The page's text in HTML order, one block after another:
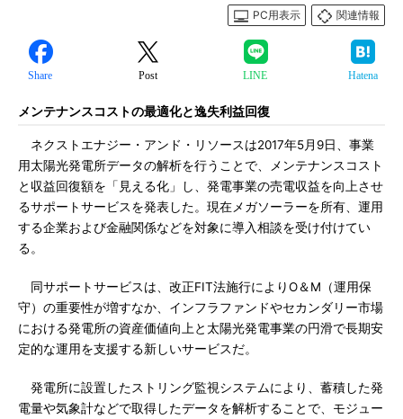
PC用表示
関連情報
Share Post LINE Hatena
メンテナンスコストの最適化と逸失利益回復
ネクストエナジー・アンド・リソースは2017年5月9日、事業
用太陽光発電所データの解析を行うことで、メンテナンスコスト
と収益回復額を「見える化」し、発電事業の売電収益を向上させ
るサポートサービスを発表した。現在メガソーラーを所有、運用
する企業および金融関係などを対象に導入相談を受け付けてい
る。
同サポートサービスは、改正FIT法施行によりO＆M（運用保
守）の重要性が増すなか、インフラファンドやセカンダリー市場
における発電所の資産価値向上と太陽光発電事業の円滑で長期安
定的な運用を支援する新しいサービスだ。
発電所に設置したストリング監視システムにより、蓄積した発
電量や気象計などで取得したデータを解析することで、モジュー